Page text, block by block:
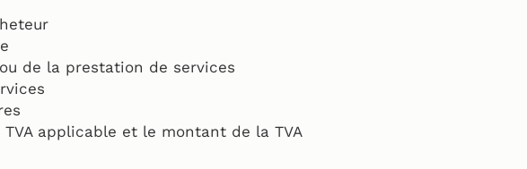
de la prestation de services
applicable et le montant de la TVA